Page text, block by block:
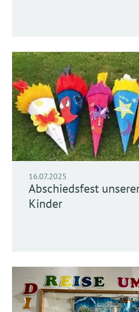
16.07.2025
Abschiedsfest
Kinder